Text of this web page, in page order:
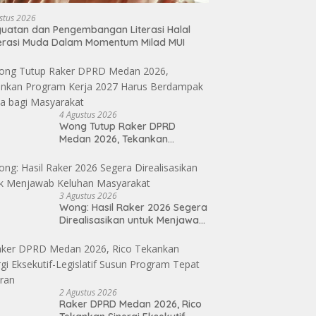
2026
dan Pengembangan Literasi Halal
Muda Dalam Momentum Milad MUI
4 Agustus 2026
Wong Tutup Raker DPRD
Medan 2026, Tekankan
Berdampak Nyata bagi
Masyarakat
3 Agustus 2026
Wong: Hasil Raker 2026 Segera
Direalisasikan untuk Menjawab
2 Agustus 2026
Raker DPRD Medan 2026, Rico